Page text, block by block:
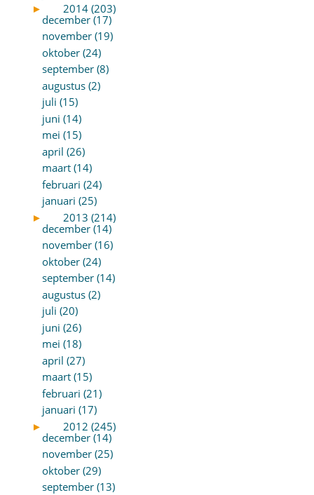
►
2014 (203)
december (17)
november (19)
oktober (24)
september (8)
augustus (2)
juli (15)
juni (14)
mei (15)
april (26)
maart (14)
februari (24)
januari (25)
►
2013 (214)
december (14)
november (16)
oktober (24)
september (14)
augustus (2)
juli (20)
juni (26)
mei (18)
april (27)
maart (15)
februari (21)
januari (17)
►
2012 (245)
december (14)
november (25)
oktober (29)
september (13)